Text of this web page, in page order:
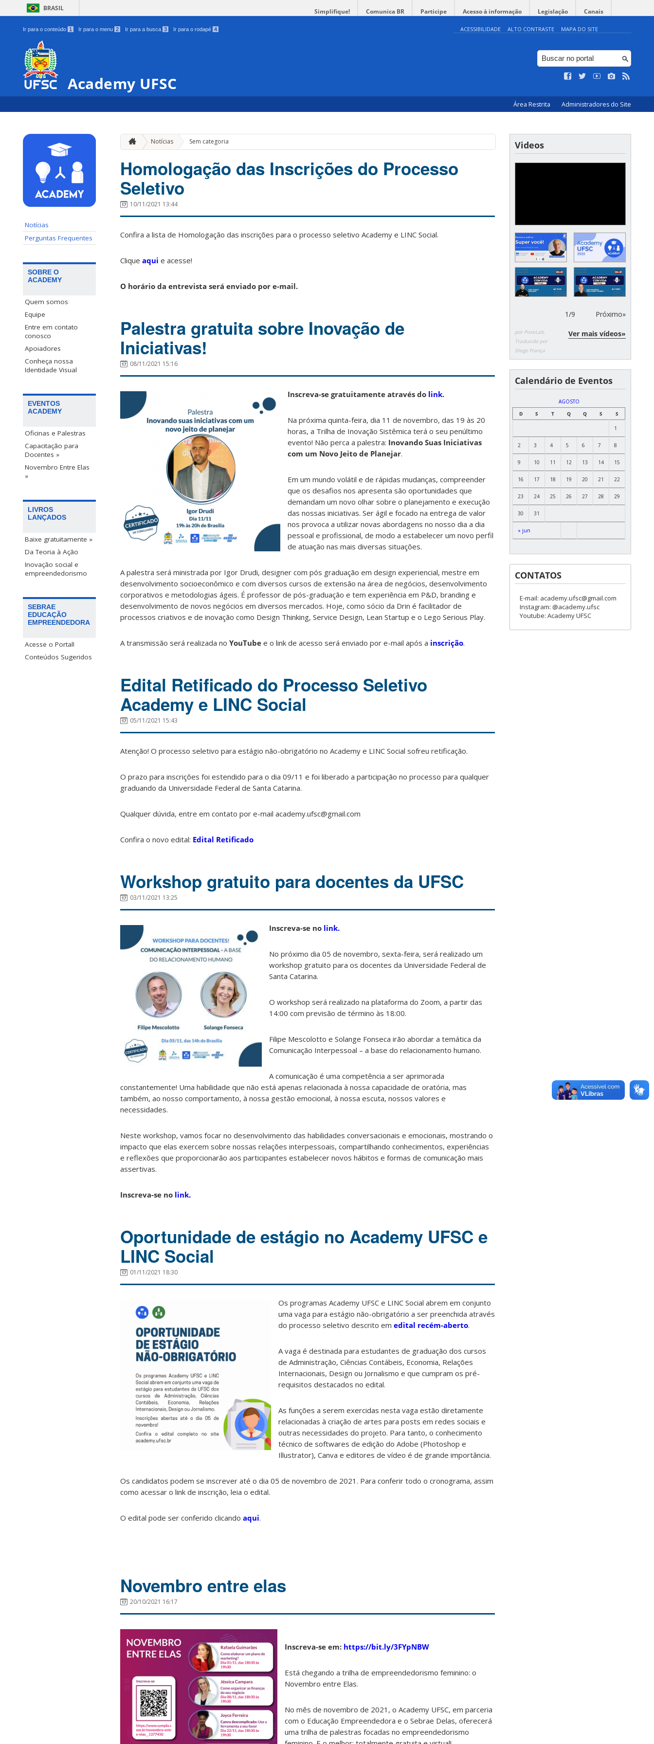
BRASIL Simplifique! Comunica BR Participe Acesso à informação Legislação Canais
Ir para o conteúdo 1 Ir para o menu 2 Ir para a busca 3 Ir para o rodapé 4 ACESSIBILIDADE ALTO CONTRASTE MAPA DO SITE
Academy UFSC
Área Restrita Administradores do Site
Notícias
Perguntas Frequentes
SOBRE O
ACADEMY
Quem somos
Equipe
Entre em contato
conosco
Apoiadores
Conheça nossa
Identidade Visual
EVENTOS
ACADEMY
Oficinas e Palestras
Capacitação para
Docentes »
Novembro Entre Elas
»
LIVROS
LANÇADOS
Baixe gratuitamente »
Da Teoria à Ação
Inovação social e
empreendedorismo
SEBRAE
EDUCAÇÃO
EMPREENDEDORA
Acesse o Portal!
Conteúdos Sugeridos
Notícias Sem categoria
Homologação das Inscrições do Processo
Seletivo
10/11/2021 13:44
Confira a lista de Homologação das inscrições para o processo seletivo Academy e LINC Social.
Clique aqui e acesse!
O horário da entrevista será enviado por e-mail.
Palestra gratuita sobre Inovação de
Iniciativas!
08/11/2021 15:16
Inscreva-se gratuitamente através do link.
Na próxima quinta-feira, dia 11 de novembro, das 19 às 20
horas, a Trilha de Inovação Sistêmica terá o seu penúltimo
evento! Não perca a palestra: Inovando Suas Iniciativas
com um Novo Jeito de Planejar.
Em um mundo volátil e de rápidas mudanças, compreender
que os desafios nos apresenta são oportunidades que
demandam um novo olhar sobre o planejamento e execução
das nossas iniciativas. Ser ágil e focado na entrega de valor
nos provoca a utilizar novas abordagens no nosso dia a dia
pessoal e profissional, de modo a estabelecer um novo perfil
de atuação nas mais diversas situações.
A palestra será ministrada por Igor Drudi, designer com pós graduação em design experiencial, mestre em
desenvolvimento socioeconômico e com diversos cursos de extensão na área de negócios, desenvolvimento
corporativos e metodologias ágeis. É professor de pós-graduação e tem experiência em P&D, branding e
desenvolvimento de novos negócios em diversos mercados. Hoje, como sócio da Drin é facilitador de
processos criativos e de inovação como Design Thinking, Service Design, Lean Startup e o Lego Serious Play.
A transmissão será realizada no YouTube e o link de acesso será enviado por e-mail após a inscrição.
Edital Retificado do Processo Seletivo
Academy e LINC Social
05/11/2021 15:43
Atenção! O processo seletivo para estágio não-obrigatório no Academy e LINC Social sofreu retificação.
O prazo para inscrições foi estendido para o dia 09/11 e foi liberado a participação no processo para qualquer
graduando da Universidade Federal de Santa Catarina.
Qualquer dúvida, entre em contato por e-mail academy.ufsc@gmail.com
Confira o novo edital: Edital Retificado
Workshop gratuito para docentes da UFSC
03/11/2021 13:25
Inscreva-se no link.
No próximo dia 05 de novembro, sexta-feira, será realizado um
workshop gratuito para os docentes da Universidade Federal de
Santa Catarina.
O workshop será realizado na plataforma do Zoom, a partir das
14:00 com previsão de término às 18:00.
Filipe Mescolotto e Solange Fonseca irão abordar a temática da
Comunicação Interpessoal – a base do relacionamento humano.
A comunicação é uma competência a ser aprimorada
constantemente! Uma habilidade que não está apenas relacionada à nossa capacidade de oratória, mas
também, ao nosso comportamento, à nossa gestão emocional, à nossa escuta, nossos valores e
necessidades.
Neste workshop, vamos focar no desenvolvimento das habilidades conversacionais e emocionais, mostrando o
impacto que elas exercem sobre nossas relações interpessoais, compartilhando conhecimentos, experiências
e reflexões que proporcionarão aos participantes estabelecer novos hábitos e formas de comunicação mais
assertivas.
Inscreva-se no link.
Oportunidade de estágio no Academy UFSC e
LINC Social
01/11/2021 18:30
Os programas Academy UFSC e LINC Social abrem em conjunto
uma vaga para estágio não-obrigatório a ser preenchida através
do processo seletivo descrito em edital recém-aberto.
A vaga é destinada para estudantes de graduação dos cursos
de Administração, Ciências Contábeis, Economia, Relações
Internacionais, Design ou Jornalismo e que cumpram os pré-
requisitos destacados no edital.
As funções a serem exercidas nesta vaga estão diretamente
relacionadas à criação de artes para posts em redes sociais e
outras necessidades do projeto. Para tanto, o conhecimento
técnico de softwares de edição do Adobe (Photoshop e
Illustrator), Canva e editores de vídeo é de grande importância.
Os candidatos podem se inscrever até o dia 05 de novembro de 2021. Para conferir todo o cronograma, assim
como acessar o link de inscrição, leia o edital.
O edital pode ser conferido clicando aqui.
Novembro entre elas
20/10/2021 16:17
Inscreva-se em: https://bit.ly/3FYpNBW
Está chegando a trilha de empreendedorismo feminino: o
Novembro entre Elas.
No mês de novembro de 2021, o Academy UFSC, em parceria
com o Educação Empreendedora e o Sebrae Delas, oferecerá
uma trilha de palestras focadas no empreendedorismo
Videos
1/9 Próximo»
por PoseLab,
Traduzido por
Diego França
Ver mais vídeos»
Calendário de Eventos
AGOSTO
D
S T Q Q S S
« jun
1
2 3 4 5 6 7 8
9 10 11 12 13 14 15
16 17 18 19 20 21 22
23 24 25 26 27 28 29
30 31
CONTATOS
E-mail: academy.ufsc@gmail.com
Instagram: @academy.ufsc
Youtube: Academy UFSC